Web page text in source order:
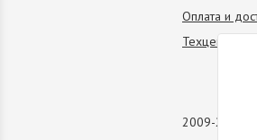
Оплата и
Техцентр
2009-2026 ©